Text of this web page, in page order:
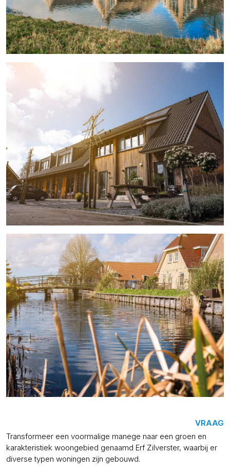
VRAAG
Transformeer een voormalige manege naar een groen en
karakteristiek woongebied genaamd Erf Zilverster, waarbij er
diverse typen woningen zijn gebouwd.